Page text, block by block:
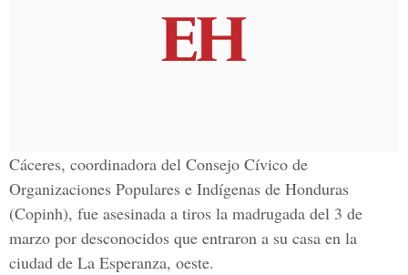
Cáceres, coordinadora del Consejo Cívico de
Organizaciones Populares e Indígenas de Honduras
(Copinh), fue asesinada a tiros la madrugada del 3 de
marzo por desconocidos que entraron a su casa en la
ciudad de La Esperanza, oeste.